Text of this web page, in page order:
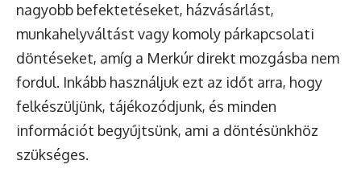
nagyobb befektetéseket, házvásárlást,
munkahelyváltást vagy komoly párkapcsolati
döntéseket, amíg a Merkúr direkt mozgásba nem
fordul. Inkább használjuk ezt az időt arra, hogy
felkészüljünk, tájékozódjunk, és minden
információt begyűjtsünk, ami a döntésünkhöz
szükséges.